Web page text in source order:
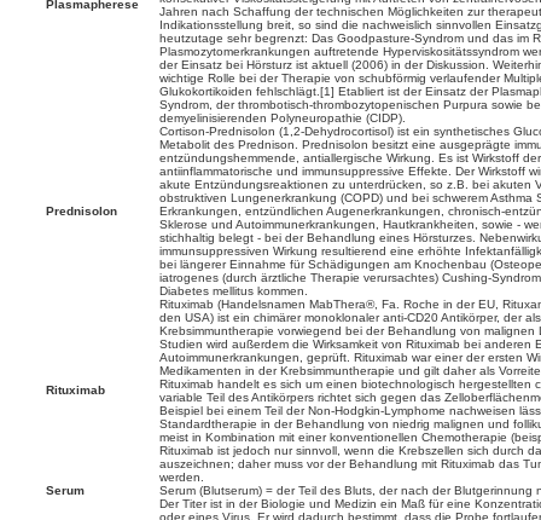
Plasmapherese
Jahren nach Schaffung der technischen Möglichkeiten zur
Indikationsstellung breit, so sind die nachweislich sinnvollen
heutzutage sehr begrenzt: Das Goodpasture-Syndrom und das im
Plasmozytomerkrankungen auftretende Hyperviskositätssyndrom
der Einsatz bei Hörsturz ist aktuell (2006) in der Diskussion.
wichtige Rolle bei der Therapie von schubförmig verlaufender
Glukokortikoiden fehlschlägt.[1] Etabliert ist der Einsatz der
Syndrom, der thrombotisch-thrombozytopenischen Purpura sowie
demyelinisierenden Polyneuropathie (CIDP).
Prednisolon
Cortison-Prednisolon (1,2-Dehydrocortisol) ist ein synthetisches
Metabolit des Prednison. Prednisolon besitzt eine ausgeprägte
entzündungshemmende, antiallergische Wirkung. Es ist Wirkstoff
antiinflammatorische und immunsuppressive Effekte. Der Wirkstoff
akute Entzündungsreaktionen zu unterdrücken, so z.B. bei akuten
obstruktiven Lungenerkrankung (COPD) und bei schwerem Asthma
Erkrankungen, entzündlichen Augenerkrankungen, chronisch-
Sklerose und Autoimmunerkrankungen, Hautkrankheiten, sowie -
stichhaltig belegt - bei der Behandlung eines Hörsturzes.
immunsuppressiven Wirkung resultierend eine erhöhte
bei längerer Einnahme für Schädigungen am Knochenbau
iatrogenes (durch ärztliche Therapie verursachtes) Cushing-
Diabetes mellitus kommen.
Rituximab
Rituximab (Handelsnamen MabThera®, Fa. Roche in der EU,
den USA) ist ein chimärer monoklonaler anti-CD20 Antikörper, der
Krebsimmuntherapie vorwiegend bei der Behandlung von malignen
Studien wird außerdem die Wirksamkeit von Rituximab bei anderen
Autoimmunerkrankungen, geprüft. Rituximab war einer der ersten
Medikamenten in der Krebsimmuntherapie und gilt daher als
Rituximab handelt es sich um einen biotechnologisch hergestellten
variable Teil des Antikörpers richtet sich gegen das
Beispiel bei einem Teil der Non-Hodgkin-Lymphome nachweisen
Standardtherapie in der Behandlung von niedrig malignen und
meist in Kombination mit einer konventionellen Chemotherapie
Rituximab ist jedoch nur sinnvoll, wenn die Krebszellen sich durch
auszeichnen; daher muss vor der Behandlung mit Rituximab das
werden.
Serum
Serum (Blutserum) = der Teil des Bluts, der nach der Blutgerinnung
Der Titer ist in der Biologie und Medizin ein Maß für eine
oder eines Virus. Er wird dadurch bestimmt, dass die Probe